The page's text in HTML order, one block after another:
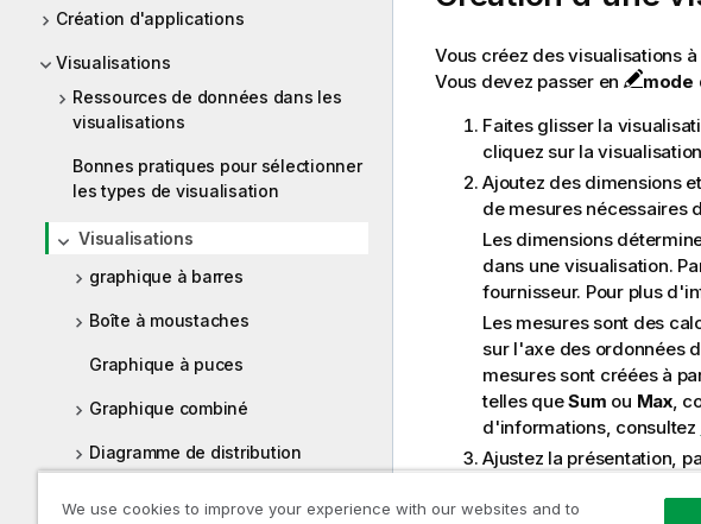
Création d'applications
Visualisations
Ressources de données dans les
visualisations
Bonnes pratiques pour sélectionner
les types de visualisation
Visualisations
graphique à barres
Boîte à moustaches
Graphique à puces
Graphique combiné
Diagramme de distribution
Vous créez des visualisations
Vous devez passer en
mode
Faites glisser la
cliquez sur la
Ajoutez des dimensions
de mesures nécessaires
Les dimensions
dans une visualisation.
fournisseur. Pour plus
Les mesures sont des
sur l'axe des ordonnées
mesures sont créées à
telles queSum ou Max,
d'informations, consultez
Ajustez la présentation,
Pour plus d'informations,
We use cookies to improve your experience with our websites and to